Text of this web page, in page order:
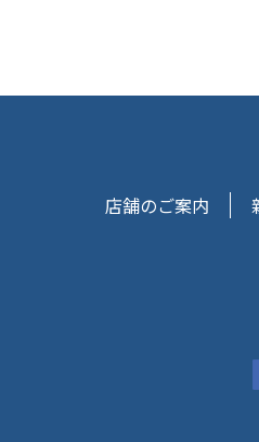
店舗のご案内